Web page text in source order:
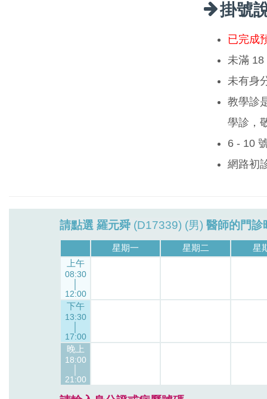
掛號
已完成
未滿 18
未有身
教學診
學診，
6 - 10
網路初